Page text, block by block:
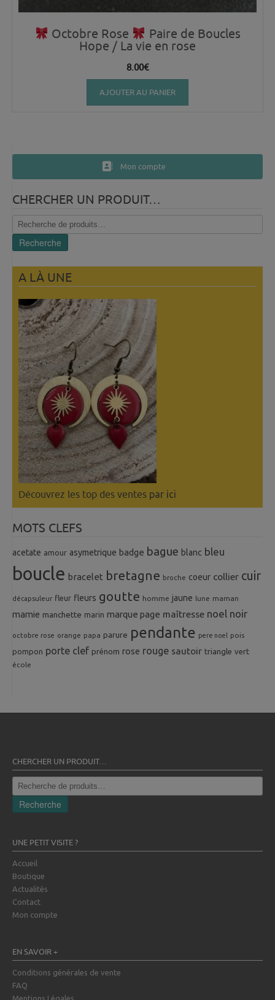
Octobre Rose
Paire de Boucles
Hope / La vie en rose
8.00€
AJOUTER AU PANIER
Mon compte
CHERCHER UN PRODUIT…
Recherche
pour :
Recherche
A LÀ UNE
Découvrez les top des ventes par ici
MOTS CLEFS
acetate amour asymetrique badge bague blanc bleu
boucle bracelet bretagne broche coeur collier cuir
décapsuleur fleur fleurs goutte homme jaune lune maman
mamie manchette marin marque page maîtresse noel noir
octobre rose orange papa parure pendante pere noel pois
pompon porte clef prénom rose rouge sautoir triangle vert
école
CHERCHER UN PRODUIT…
Recherche
pour :
Recherche
UNE PETIT VISITE ?
Accueil
Boutique
Actualités
Contact
Mon compte
EN SAVOIR +
Conditions générales de vente
FAQ
Mentions Légales